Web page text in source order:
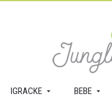
IGRACKE BEBE